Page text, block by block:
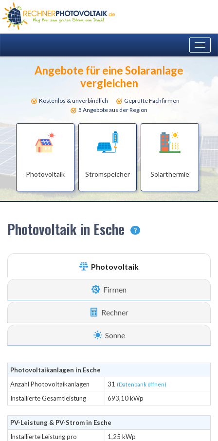
Angebote für eine Solaranlage
vergleichen
Kostenlos & unverbindlich
Geprüfte Fachfirmen
5 Angebote aus der Region
Photovoltaik Stromspeicher Solarthermie
Photovoltaik in Esche ?
Photovoltaik
Firmen
Rechner
Sonne
Photovoltaikanlagen in Esche
Anzahl Photovoltaikanlagen
31 (Datenbank öffnen)
Installierte Gesamtleistung 693,10 kWp
PV-Leistung & PV-Strom in Esche
Installierte Leistung pro
1,25 kWp